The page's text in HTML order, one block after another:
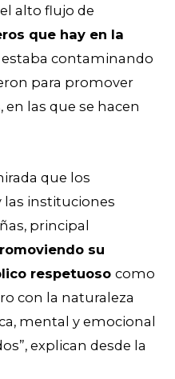
alto flujo de
que hay en la
estaba contaminando
para promover
las que se hacen
que los
las instituciones
principal
su
respetuoso como
con la naturaleza
mental y emocional
explican desde la